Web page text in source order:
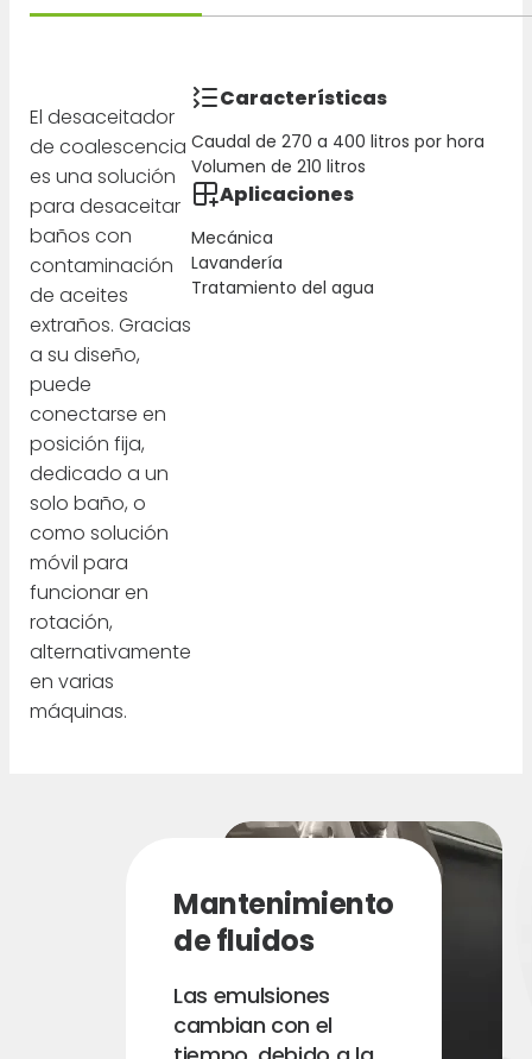
El desaceitador
de coalescencia
es una solución
para desaceitar
baños con
contaminación
de aceites
extraños. Gracias
a su diseño,
puede
conectarse en
posición fija,
dedicado a un
solo baño, o
como solución
móvil para
funcionar en
rotación,
alternativamente
en varias
máquinas.
Características
Caudal de 270 a 400 litros por hora
Volumen de 210 litros
Aplicaciones
Mecánica
Lavandería
Tratamiento del agua
Mantenimiento
de fluidos
Las emulsiones
cambian con el